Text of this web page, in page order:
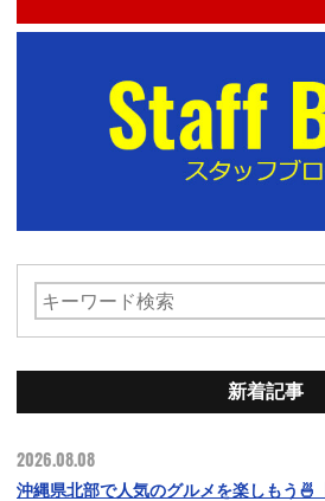
新着記事
2026.08.08
沖縄県北部で人気のグルメを楽しもう🍜